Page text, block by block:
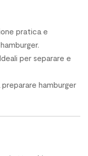
pratica e
per separare e
hamburger